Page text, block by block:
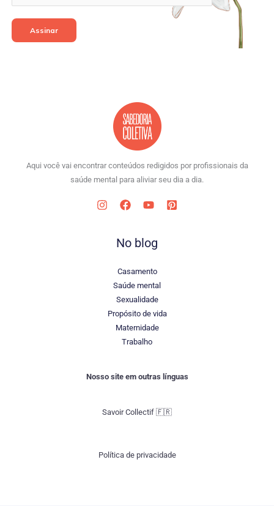
Assinar
Aqui você vai encontrar conteúdos redigidos por profissionais da
saúde mental para aliviar seu dia a dia.
No blog
Casamento
Saúde mental
Sexualidade
Propósito de vida
Maternidade
Trabalho
Nosso site em outras línguas
Savoir Collectif 🇫🇷​
Política de privacidade